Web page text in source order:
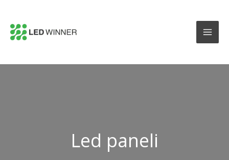
Led paneli